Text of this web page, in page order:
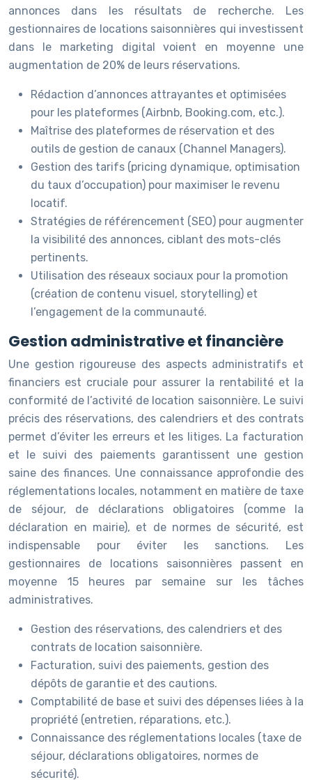
annonces dans les résultats de recherche. Les
gestionnaires de locations saisonnières qui investissent
dans le marketing digital voient en moyenne une
augmentation de 20% de leurs réservations.
Rédaction d’annonces attrayantes et optimisées
pour les plateformes (Airbnb, Booking.com, etc.).
Maîtrise des plateformes de réservation et des
outils de gestion de canaux (Channel Managers).
Gestion des tarifs (pricing dynamique, optimisation
du taux d’occupation) pour maximiser le revenu
locatif.
Stratégies de référencement (SEO) pour augmenter
la visibilité des annonces, ciblant des mots-clés
pertinents.
Utilisation des réseaux sociaux pour la promotion
(création de contenu visuel, storytelling) et
l’engagement de la communauté.
Gestion administrative et financière
Une gestion rigoureuse des aspects administratifs et
financiers est cruciale pour assurer la rentabilité et la
conformité de l’activité de location saisonnière. Le suivi
précis des réservations, des calendriers et des contrats
permet d’éviter les erreurs et les litiges. La facturation
et le suivi des paiements garantissent une gestion
saine des finances. Une connaissance approfondie des
réglementations locales, notamment en matière de taxe
de séjour, de déclarations obligatoires (comme la
déclaration en mairie), et de normes de sécurité, est
indispensable pour éviter les sanctions. Les
gestionnaires de locations saisonnières passent en
moyenne 15 heures par semaine sur les tâches
administratives.
Gestion des réservations, des calendriers et des
contrats de location saisonnière.
Facturation, suivi des paiements, gestion des
dépôts de garantie et des cautions.
Comptabilité de base et suivi des dépenses liées à la
propriété (entretien, réparations, etc.).
Connaissance des réglementations locales (taxe de
séjour, déclarations obligatoires, normes de
sécurité).